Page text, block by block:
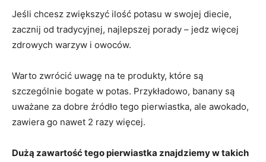
Jeśli chcesz zwiększyć ilość potasu w swojej diecie,
zacznij od tradycyjnej, najlepszej porady – jedz więcej
zdrowych warzyw i owoców.
Warto zwrócić uwagę na te produkty, które są
szczególnie bogate w potas. Przykładowo, banany są
uważane za dobre źródło tego pierwiastka, ale awokado,
zawiera go nawet 2 razy więcej.
Dużą zawartość tego pierwiastka znajdziemy w takich